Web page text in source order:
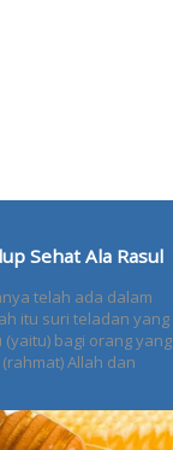
Sehat Ala Rasul
telah ada dalam
itu suri teladan yang
(yaitu) bagi orang yang
Allah dan